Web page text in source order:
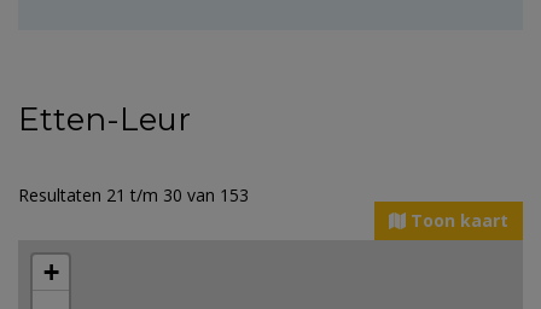
Etten-Leur
Resultaten 21 t/m 30 van 153
Toon kaart
+